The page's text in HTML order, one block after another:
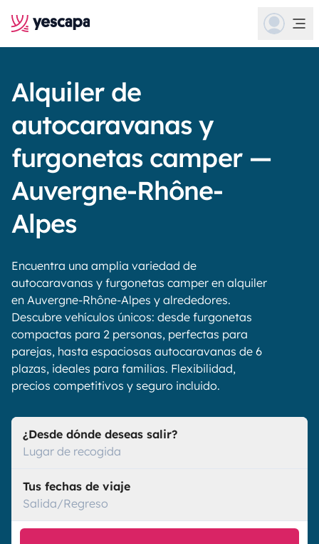
Alquiler de
autocaravanas y
furgonetas camper —
Auvergne-Rhône-
Alpes
Encuentra una amplia variedad de
autocaravanas y furgonetas camper en alquiler
en Auvergne-Rhône-Alpes y alrededores.
Descubre vehículos únicos: desde furgonetas
compactas para 2 personas, perfectas para
parejas, hasta espaciosas autocaravanas de 6
plazas, ideales para familias. Flexibilidad,
precios competitivos y seguro incluido.
¿Desde dónde deseas salir?
Lugar de recogida
Tus fechas de viaje
Salida/Regreso